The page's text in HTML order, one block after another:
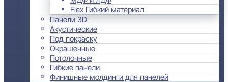
Flex Гибкий материал
Панели 3D
Акустические
Под покраску
Окрашенные
Потолочные
Гибкие панели
Финишные молдинги для панелей